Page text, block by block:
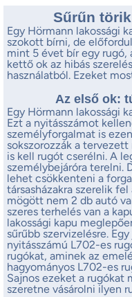
Sűrűn
Egy Hörmann lakossági
szokott bírni, de
mint 5 évet bír egy rugó,
kettő ok az hibás
használatból. Ezeket
Az első ok:
Egy Hörmann lakossági
Ezt a nyitásszámot
személyforgalmat is
sokszorozzák a
is kell rugót cserélni. A
személybejáróra terelni.
lehet csökkenteni a
társasházakra szerelik
mögött nem 2 db autó
szeres terhelés van a
lakossági kapu
sűrűbb szervizelésre.
nyitásszámú L702-es
rugókat, aminek az
hagyományos L702-es
Sajnos ezeket a rugókat
szeretne vásárolni ilyen